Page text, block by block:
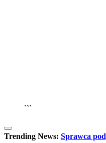
```
Trending News: Sprawca